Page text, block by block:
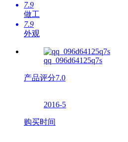
7.9
做工
7.9
外观
qq_096d64125q7s
产品评分7.0
2016-5
购买时间